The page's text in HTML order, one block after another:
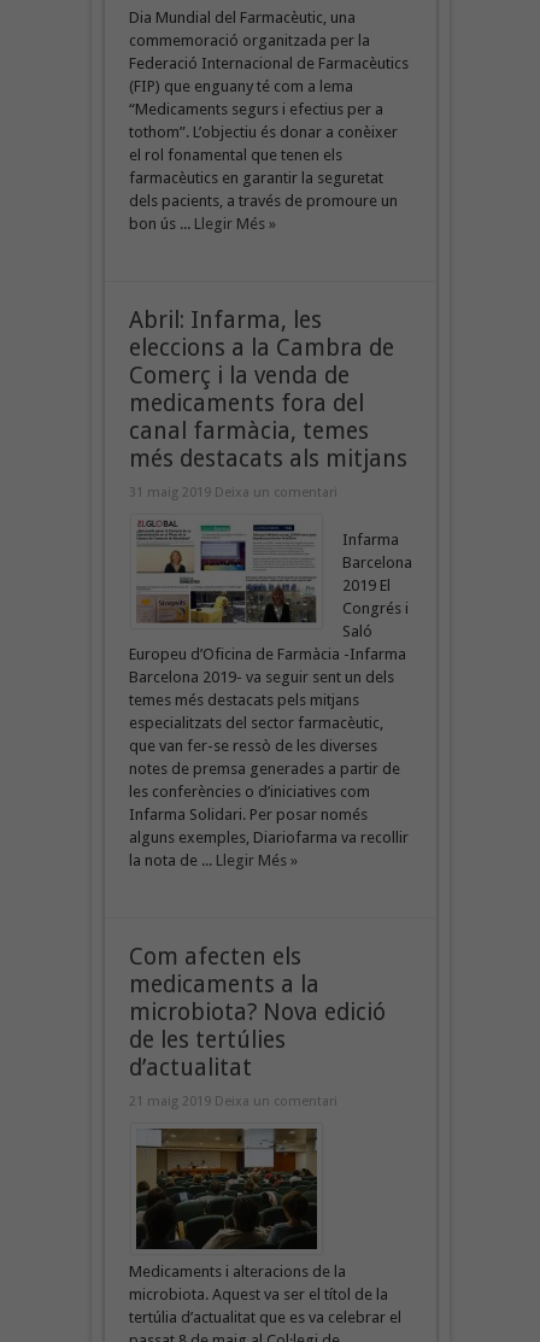
Dia Mundial del Farmacèutic, una
commemoració organitzada per la
Federació Internacional de Farmacèutics
(FIP) que enguany té com a lema
“Medicaments segurs i efectius per a
tothom”. L’objectiu és donar a conèixer
el rol fonamental que tenen els
farmacèutics en garantir la seguretat
dels pacients, a través de promoure un
bon ús ... Llegir Més »
Abril: Infarma, les
eleccions a la Cambra de
Comerç i la venda de
medicaments fora del
canal farmàcia, temes
més destacats als mitjans
31 maig 2019 Deixa un comentari
Infarma
Barcelona
2019 El
Congrés i
Saló
Europeu d’Oficina de Farmàcia -Infarma
Barcelona 2019- va seguir sent un dels
temes més destacats pels mitjans
especialitzats del sector farmacèutic,
que van fer-se ressò de les diverses
notes de premsa generades a partir de
les conferències o d’iniciatives com
Infarma Solidari. Per posar només
alguns exemples, Diariofarma va recollir
la nota de ... Llegir Més »
Com afecten els
medicaments a la
microbiota? Nova edició
de les tertúlies
d’actualitat
21 maig 2019 Deixa un comentari
Medicaments i alteracions de la
microbiota. Aquest va ser el títol de la
tertúlia d’actualitat que es va celebrar el